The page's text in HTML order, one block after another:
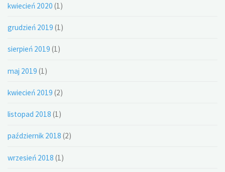
kwiecień 2020 (1)
grudzień 2019 (1)
sierpień 2019 (1)
maj 2019 (1)
kwiecień 2019 (2)
listopad 2018 (1)
październik 2018 (2)
wrzesień 2018 (1)